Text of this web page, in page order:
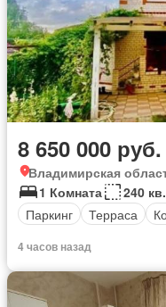
8 650 000 руб.
Владимирская
1 Комната
240
Паркинг
Терраса
4 часов назад